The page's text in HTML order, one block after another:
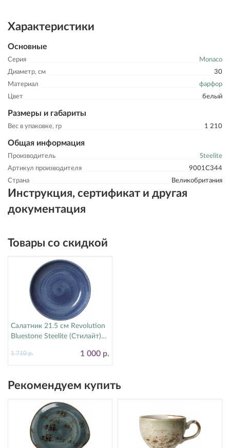
Характеристики
Основные
Серия
Monaco
Диаметр, см
30
Материал
фарфор
Цвет
белый
Размеры и габариты
Вес в упаковке, гр 1 210
Общая информация
Производитель
Steelite
Артикул производителя
9001C344
Страна
Великобритания
Инструкция, сертификат и другая
документация
Товары со скидкой
Салатник 21.5 см Revolution
Bluestone Steelite (Стилайт)
1 000 р.
1 710 р.
Рекомендуем купить